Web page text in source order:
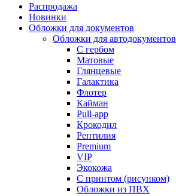
Распродажа
Новинки
Обложки для документов
Обложки для автодокументов
С гербом
Матовые
Глянцевые
Галактика
Флотер
Кайман
Pull-app
Крокодил
Рептилия
Premium
VIP
Экокожа
С принтом (рисунком)
Обложки из ПВХ